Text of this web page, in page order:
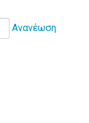
Ανανέωση